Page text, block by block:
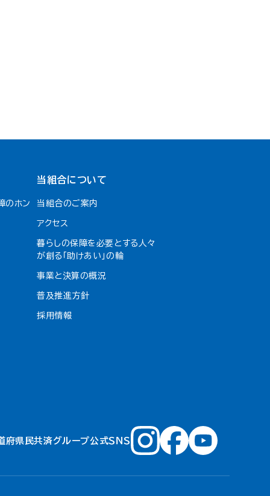
のホン
当組合について
当組合のご案内
アクセス
暮らしの保障を必要とする人々
が創る「助けあい」の輪
事業と決算の概況
普及推進方針
採用情報
府県民共済グループ公式ＳＮＳ